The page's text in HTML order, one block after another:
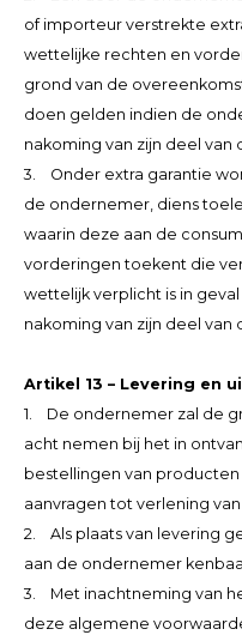
of importeur verstrekte
wettelijke rechten en
grond van de
doen gelden indien de
nakoming van zijn deel van
3. Onder extra garantie
de ondernemer, diens
waarin deze aan de
vorderingen toekent die
wettelijk verplicht is in
nakoming van zijn deel van
Artikel 13 – Levering en
1. De ondernemer zal de
acht nemen bij het in
bestellingen van
aanvragen tot verlening
2. Als plaats van levering
aan de ondernemer
3. Met inachtneming van
deze algemene